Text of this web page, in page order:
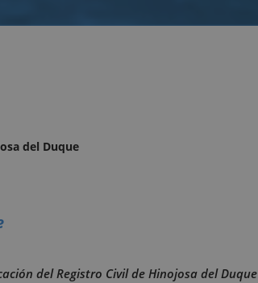
del Duque
del Registro Civil de Hinojosa del Duque